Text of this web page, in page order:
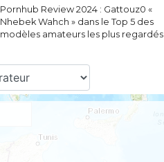
Pornhub Review 2024 : Gattouz0 «
Nhebek Wahch » dans le Top 5 des
modèles amateurs les plus regardés